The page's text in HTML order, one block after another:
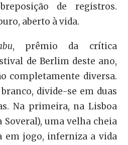
de registros.
aberto à vida.
, prêmio da crítica
de Berlim deste ano,
completamente diversa.
divide-se em duas
Na primeira, na Lisboa
Soveral), uma velha cheia
em jogo, inferniza a vida